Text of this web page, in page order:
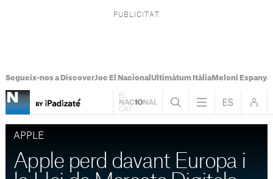
Segueix-nos a DiscoverJoc El Nacional Ultimàtum ItàliaMeloni Espanya
APPLE
Apple perd davant Europa i